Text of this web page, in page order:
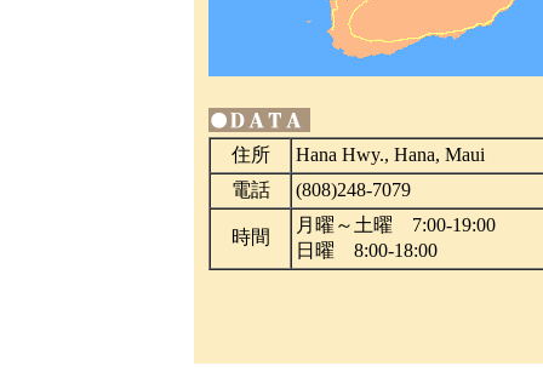
住所
Hana Hwy., Hana, Maui
電話
(808)248-7079
時間
月曜～土曜 7:00-19:00
日曜 8:00-18:00